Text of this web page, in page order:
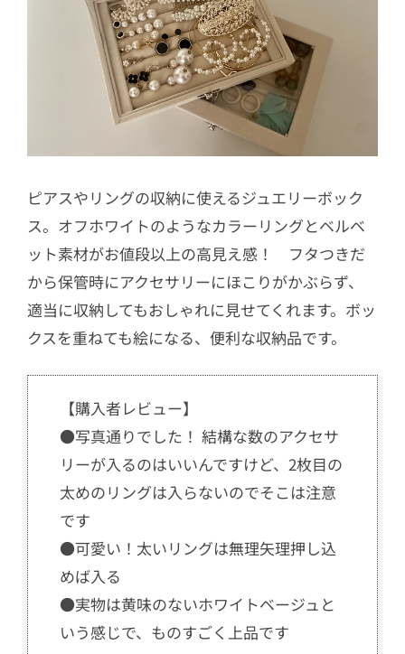
ピアスやリングの収納に使えるジュエリーボック
ス。オフホワイトのようなカラーリングとベルベ
ット素材がお値段以上の高見え感！ フタつきだ
から保管時にアクセサリーにほこりがかぶらず、
適当に収納してもおしゃれに見せてくれます。ボッ
クスを重ねても絵になる、便利な収納品です。
【購入者レビュー】
●写真通りでした！ 結構な数のアクセサ
リーが入るのはいいんですけど、2枚目の
太めのリングは入らないのでそこは注意
です
●可愛い！太いリングは無理矢理押し込
めば入る
●実物は黄味のないホワイトベージュと
いう感じで、ものすごく上品です